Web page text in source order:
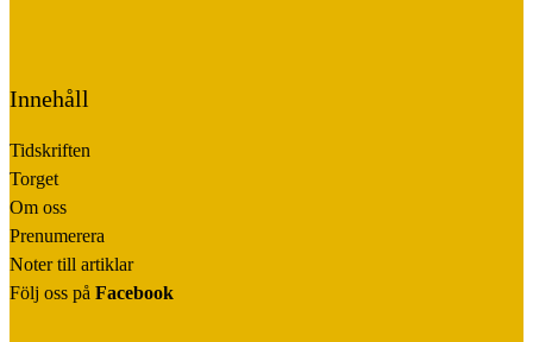
Innehåll
Tidskriften
Torget
Om oss
Prenumerera
Noter till artiklar
Följ oss på Facebook